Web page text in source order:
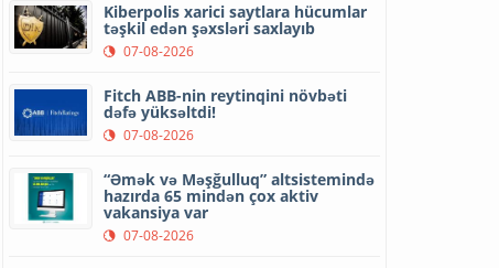
Kiberpolis xarici saytlara hücumlar
təşkil edən şəxsləri saxlayıb
07-08-2026
Fitch ABB-nin reytinqini növbəti
dəfə yüksəltdi!
07-08-2026
“Əmək və Məşğulluq” altsistemində
hazırda 65 mindən çox aktiv
vakansiya var
07-08-2026